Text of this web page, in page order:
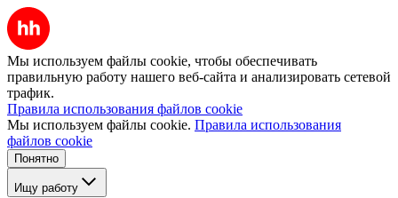
Мы используем файлы cookie, чтобы обеспечивать
правильную работу нашего веб-сайта и анализировать сетевой
трафик.
Правила использования файлов cookie
Мы используем файлы cookie. Правила использования
файлов cookie
Понятно
Ищу работу